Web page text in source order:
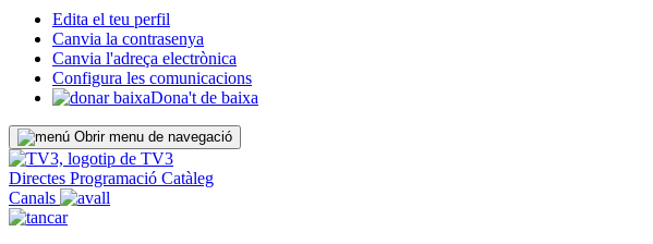
Edita el teu perfil
Canvia la contrasenya
Canvia l'adreça electrònica
Configura les comunicacions
Dona't de baixa
Obrir menu de navegació
Directes Programació Catàleg
Canals